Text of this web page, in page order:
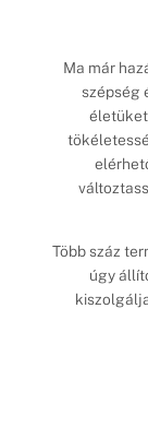
Ma már
szépség
Több száz
úgy